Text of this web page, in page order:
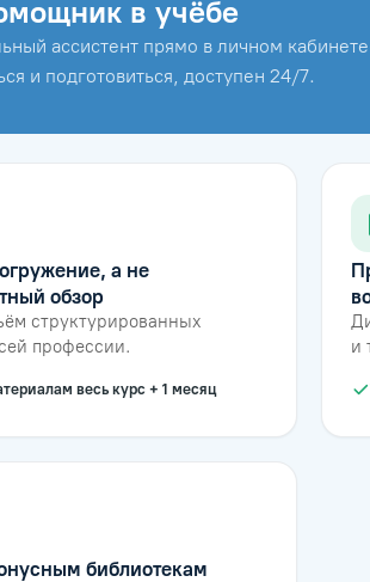
в учёбе
ассистент прямо в личном
и подготовиться, доступен 24/7.
а не
обзор
структурированных
профессии.
весь курс + 1 месяц
и
библиотекам